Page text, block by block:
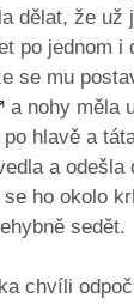
dělat, že už
po jednom i
se mu
a nohy měla
hlavě a
a
ho okolo
sedět.
chvíli